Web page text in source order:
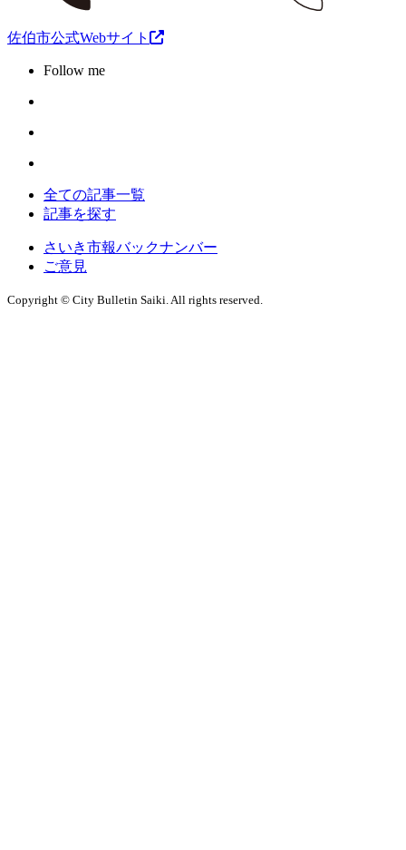
佐伯市公式Webサイト
Follow me
全ての記事一覧
記事を探す
さいき市報バックナンバー
ご意見
Copyright © City Bulletin Saiki. All rights reserved.